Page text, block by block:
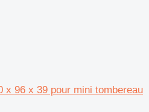
x 96 x 39 pour mini tombereau